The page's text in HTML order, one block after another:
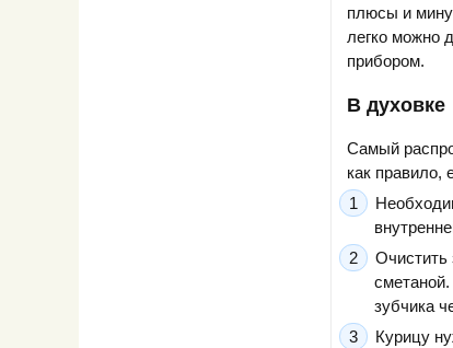
плюсы и
легко можно
прибором.
В духовке
Самый
как правило,
Очистить
зубчика
Курицу